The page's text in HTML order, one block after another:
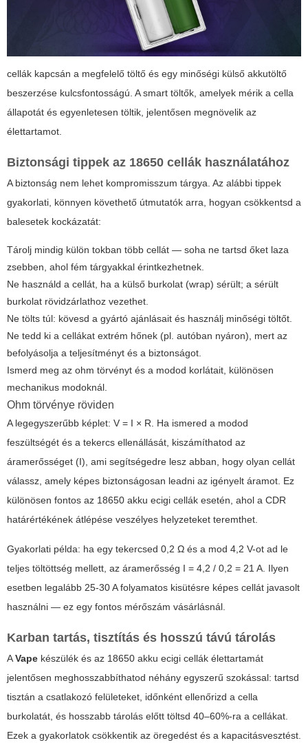
cellák kapcsán a megfelelő töltő és egy minőségi külső akkutöltő
beszerzése kulcsfontosságú. A smart töltők, amelyek mérik a cella
állapotát és egyenletesen töltik, jelentősen megnövelik az
élettartamot.
Biztonsági tippek az 18650 cellák használatához
A biztonság nem lehet kompromisszum tárgya. Az alábbi tippek
gyakorlati, könnyen követhető útmutatók arra, hogyan csökkentsd a
balesetek kockázatát:
Tárolj mindig külön tokban több cellát — soha ne tartsd őket laza
zsebben, ahol fém tárgyakkal érintkezhetnek.
Ne használd a cellát, ha a külső burkolat (wrap) sérült; a sérült
burkolat rövidzárlathoz vezethet.
Ne tölts túl: kövesd a gyártó ajánlásait és használj minőségi töltőt.
Ne tedd ki a cellákat extrém hőnek (pl. autóban nyáron), mert az
befolyásolja a teljesítményt és a biztonságot.
Ismerd meg az ohm törvényt és a modod korlátait, különösen
mechanikus modoknál.
Ohm törvénye röviden
A legegyszerűbb képlet: V = I × R. Ha ismered a modod
feszültségét és a tekercs ellenállását, kiszámíthatod az
áramerősséget (I), ami segítségedre lesz abban, hogy olyan cellát
válassz, amely képes biztonságosan leadni az igényelt áramot. Ez
különösen fontos az 18650 akku ecigi cellák esetén, ahol a CDR
határértékének átlépése veszélyes helyzeteket teremthet.
Gyakorlati példa: ha egy tekercsed 0,2 Ω és a mod 4,2 V-ot ad le
teljes töltöttség mellett, az áramerősség I = 4,2 / 0,2 = 21 A. Ilyen
esetben legalább 25-30 A folyamatos kisütésre képes cellát javasolt
használni — ez egy fontos mérőszám vásárlásnál.
Karban tartás, tisztítás és hosszú távú tárolás
AVape készülék és az 18650 akku ecigi cellák élettartamát
jelentősen meghosszabbíthatod néhány egyszerű szokással: tartsd
tisztán a csatlakozó felületeket, időnként ellenőrizd a cella
burkolatát, és hosszabb tárolás előtt töltsd 40–60%-ra a cellákat.
Ezek a gyakorlatok csökkentik az öregedést és a kapacitásvesztést.